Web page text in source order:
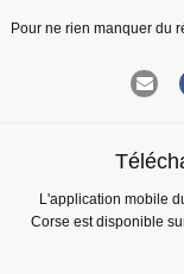
Pour ne rien manquer du
L'application mobile
Corse est disponible